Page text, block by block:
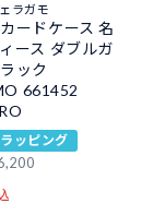
ラガモ
ードケース 名
ース ダブルガ
ック
661452
ラッピング